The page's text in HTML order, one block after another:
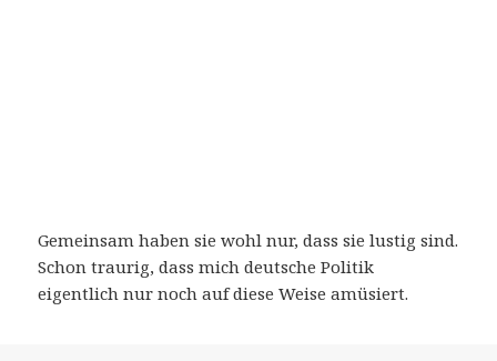
Gemeinsam haben sie wohl nur, dass sie lustig sind.
Schon traurig, dass mich deutsche Politik
eigentlich nur noch auf diese Weise amüsiert.